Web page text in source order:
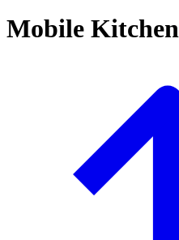
Mobile Kitchen